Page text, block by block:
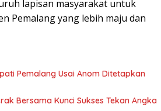
lapisan masyarakat untuk
Pemalang yang lebih maju dan
Pemalang Usai Anom Ditetapkan
Bersama Kunci Sukses Tekan Angka